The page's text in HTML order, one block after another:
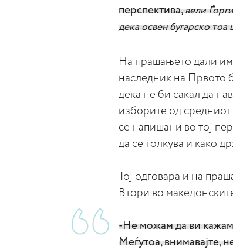
перспектива,вели
дека освен бугарско
На прашањето дали
наследник на Првото
дека не би сакал да
изборите од средниот
се напишани во тој
да се толкува и како
Тој одговара и на
Втори во
-Не можам да ви кажам
Меѓутоа, внимавајте,